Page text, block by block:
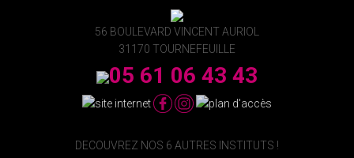
56 BOULEVARD VINCENT AURIOL
31170 TOURNEFEUILLE
05 61 06 43 43
DECOUVREZ NOS 6 AUTRES INSTITUTS !